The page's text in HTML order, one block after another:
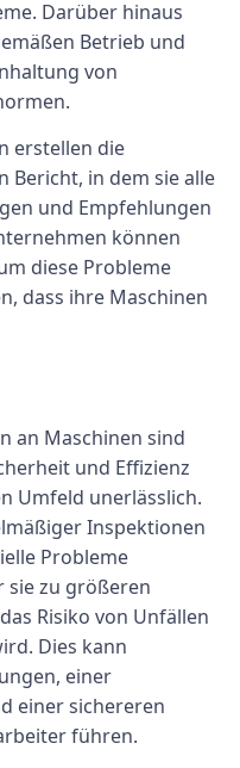
Darüber hinaus
Betrieb und
von
erstellen die
Bericht, in dem sie alle
und Empfehlungen
können
diese Probleme
dass ihre Maschinen
an Maschinen sind
und Effizienz
Umfeld unerlässlich.
Inspektionen
Probleme
sie zu größeren
Risiko von Unfällen
Dies kann
einer
einer sichereren
führen.